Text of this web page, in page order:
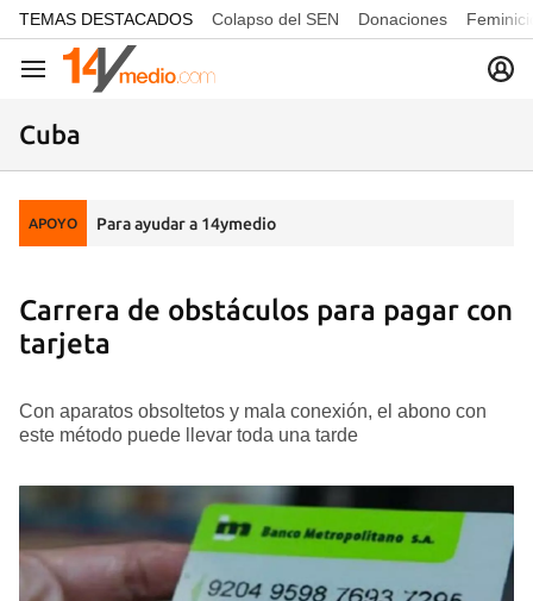
common.go-to-content
TEMAS DESTACADOS Colapso del SEN Donaciones
Navegación
Cuba
APOYO Para ayudar a 14ymedio
Carrera de obstáculos para pagar con
tarjeta
Con aparatos obsoltetos y mala conexión, el abono con
este método puede llevar toda una tarde